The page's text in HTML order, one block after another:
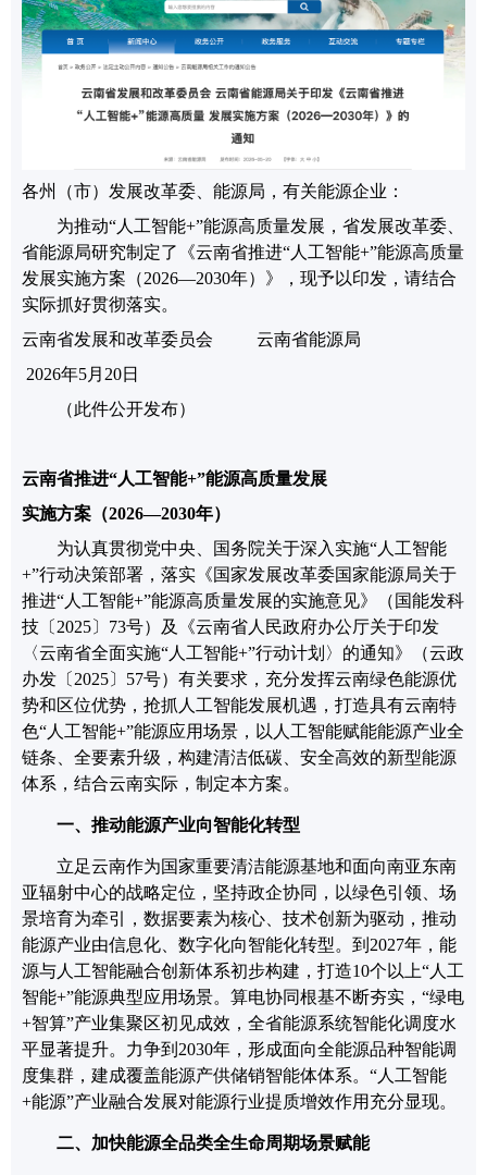
各州（市）发展改革委
能源局，有关能源企业：
为推动“人工智能+”能源高质量发展，省发展改革委、
省能源局研究制定了《云南省推进“人工智能+”能源高质量
发展实施方案（2026—2030年）》，现予以印发，请结合
实际抓好贯彻落实。
云南省发展和改革委员会
云南省能源局
2026年5月 20日
（此件公开发布）
云南省推进“人工智能+”能源高质量发展
实施方案（2026—2030年）
为认真贯彻党中央、国务院关于深入实施“人工智能
+”行动决策部署 ，落实 《国家发展改革委国家能源局关于
推进“人工智能+”能源高质量发展的实施意见》
（国能发科
技〔 2025〕 73号）及《云南省人民政府办公厅关于印发
〈云南省全面实施“人工智能+”行动计划 〉 的通知》（云政
办发〔 2025〕 57号） 有关要求 ，充分发挥云南绿色能源优
势和区位优势，抢抓人工智能发展机遇， 打造具有云南特
色“人工智能+”能源应用场景， 以人工智能赋能能源产业全
链条、全要素升级，构建清洁低碳、安全高效的新型能源
体系，结合云南实际，制定本方案。
一、 推动能源产业向智能化转型
立足云南作为国家重要清洁能源基地和面向南亚东南
亚辐射中心的战略定位，坚持政企协同，以绿色引领
场
景培育为牵引
， 数据要素为核心、技术创新为驱动，推动
能源产业由信息化、数字化向智能化转型。到 2027年，能
源与人工智能融合创新体系初步构建 ， 打造10个以上“人工
智能+”能源典型应用场景。算电协同根基不断夯实， “绿电
+智算”产业集聚区初见成效 ， 全省能源系统智能化调度水
平显著提升。力争到 2030年，形成面向全能源品种智能调
度集群，建成覆盖能源产供储销智能体体系。 “人工智能
+能源”产业融合发展对能源行业提质增效作用充分显现。
二、 加快能源全品类全生命周期场景赋能